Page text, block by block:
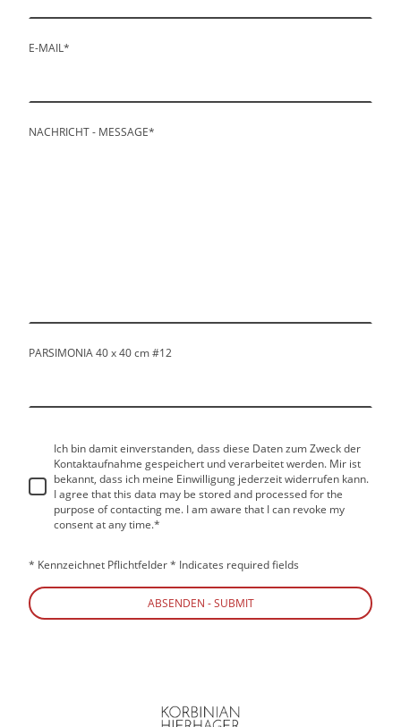
E-MAIL*
NACHRICHT - MESSAGE*
PARSIMONIA 40 x 40 cm #12
Ich bin damit einverstanden, dass diese Daten zum Zweck der
Kontaktaufnahme gespeichert und verarbeitet werden. Mir ist
bekannt, dass ich meine Einwilligung jederzeit widerrufen kann.
I agree that this data may be stored and processed for the
purpose of contacting me. I am aware that I can revoke my
consent at any time.*
* Kennzeichnet Pflichtfelder * Indicates required fields
ABSENDEN - SUBMIT